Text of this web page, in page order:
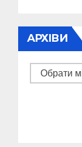
АРХІВИ
Архіви